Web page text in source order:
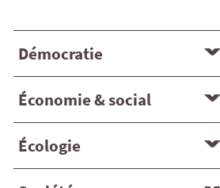
Démocratie
Économie & social
Écologie